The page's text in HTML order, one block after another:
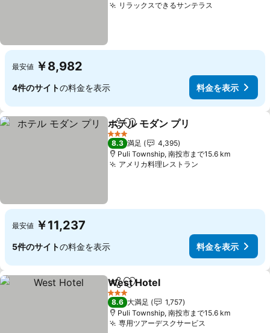
リラックスできるサンテラス
最安値 ￥8,982
4件のサイトの料金を表示 料金を表示
シェアお気に入りに追加
ホテル モダン プリ
3 ホテルのランク
8.3 満足
4,395
Puli Township, 南投市まで15.6 km
アメリカ料理レストラン
最安値 ￥11,237
5件のサイトの料金を表示 料金を表示
シェアお気に入りに追加
West Hotel
3 ホテルのランク
8.6 大満足
1,757
Puli Township, 南投市まで15.6 km
専用ツアーデスクサービス